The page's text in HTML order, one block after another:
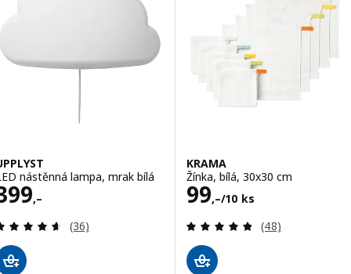
nástěnná lampa, mrak bílá
,– 399,–
Recenze: 4.6 z 5 hvězdy. Celkem recenzí:
(36)
KRAMA
Žínka, bílá, 30x30 cm
99,–/10 ks
Cena 99,–/10 ks
Recenze: 4.8 z
(48)